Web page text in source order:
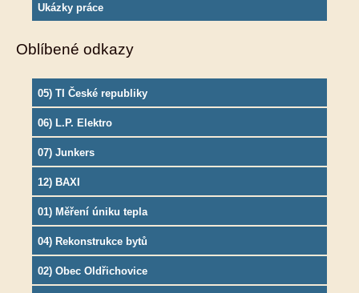
Ukázky práce
Oblíbené odkazy
05) TI České republiky
06) L.P. Elektro
07) Junkers
12) BAXI
01) Měření úniku tepla
04) Rekonstrukce bytů
02) Obec Oldřichovice